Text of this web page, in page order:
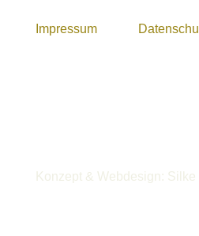
Impressum
Konzept & Webdesign: